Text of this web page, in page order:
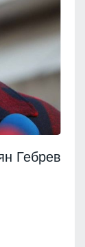
Гебрев